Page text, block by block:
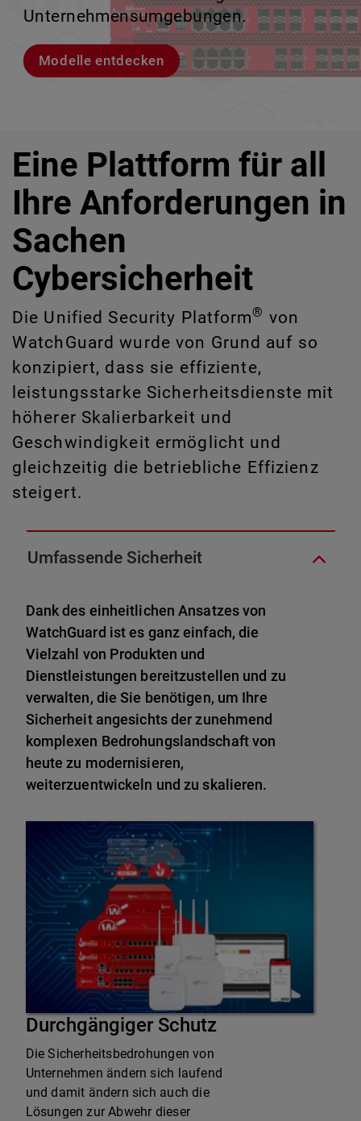
Unternehmensumgebungen.
Modelle entdecken
IT-Risiken zu identifizieren, die manuell
schwer erkennbar sind.
CloudDR entdecken
zu verlieren.
Lernen Sie Rai kennen
ermöglicht.
Lernen Sie WatchGuard EDR kennen
Eine Plattform für all
Ihre Anforderungen in
Sachen
Cybersicherheit
Die Unified Security Platform® von
WatchGuard wurde von Grund auf so
konzipiert, dass sie effiziente,
leistungsstarke Sicherheitsdienste mit
höherer Skalierbarkeit und
Geschwindigkeit ermöglicht und
gleichzeitig die betriebliche Effizienz
steigert.
Umfassende Sicherheit
Dank des einheitlichen Ansatzes von
WatchGuard ist es ganz einfach, die
Vielzahl von Produkten und
Dienstleistungen bereitzustellen und zu
verwalten, die Sie benötigen, um Ihre
Sicherheit angesichts der zunehmend
komplexen Bedrohungslandschaft von
heute zu modernisieren,
weiterzuentwickeln und zu skalieren.
Durchgängiger Schutz
Die Sicherheitsbedrohungen von
Unternehmen ändern sich laufend
und damit ändern sich auch die
Lösungen zur Abwehr dieser